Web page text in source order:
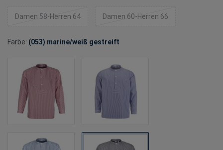
Damen 58-Herren 64 Damen 60-Herren 66
Farbe: (053) marine/weiß gestreift